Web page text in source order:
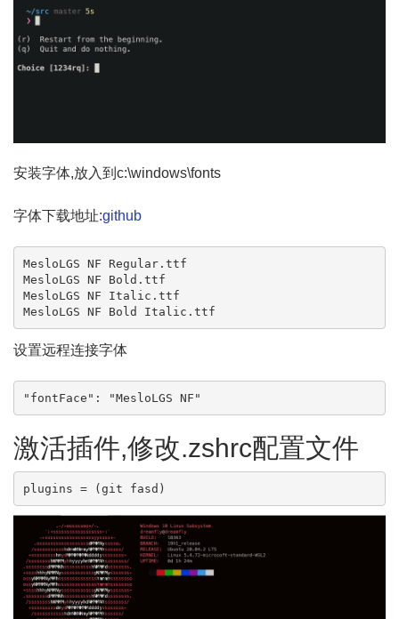
安装字体,放入到c:\windows\fonts
字体下载地址:github
MesloLGS NF Regular.ttf
MesloLGS NF Bold.ttf
MesloLGS NF Italic.ttf
MesloLGS NF Bold Italic.ttf
设置远程连接字体
"fontFace": "MesloLGS NF"
激活插件,修改.zshrc配置文件
plugins = (git fasd)